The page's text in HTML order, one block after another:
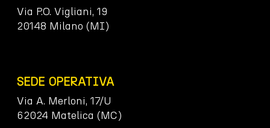
Via P.O. Vigliani, 19
20148 Milano (MI)
SEDE OPERATIVA
Via A. Merloni, 17/U
62024 Matelica (MC)